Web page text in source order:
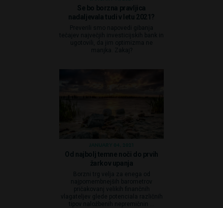
Se bo borzna pravljica
nadaljevala tudi v letu 2021?
Preverili smo napovedi gibanja
tečajev največjih investicijskih bank in
ugotovili, da jim optimizma ne
manjka. Zakaj?
Od najbolj temne noči do prvih
žarkov upanja
Borzni trg velja za enega od
najpomembnejših barometrov
pričakovanj velikih finančnih
vlagateljev glede potenciala različnih
tipov naložbenih nepremičnin ...